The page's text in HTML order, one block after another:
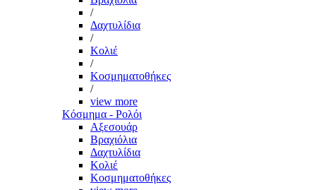
/
Δαχτυλίδια
/
Κολιέ
/
Κοσμηματοθήκες
/
view more
Κόσμημα - Ρολόι
Αξεσουάρ
Βραχιόλια
Δαχτυλίδια
Κολιέ
Κοσμηματοθήκες